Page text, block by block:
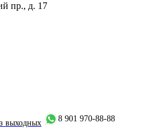
пр., д. 17
выходных
8 901 970-88-88